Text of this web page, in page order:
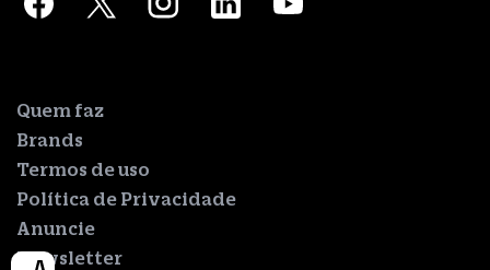
Quem faz
Brands
Termos de uso
Política de Privacidade
Anuncie
Newsletter